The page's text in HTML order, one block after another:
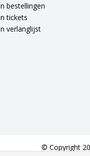
bestellingen
tickets
verlanglijst
© Copyright